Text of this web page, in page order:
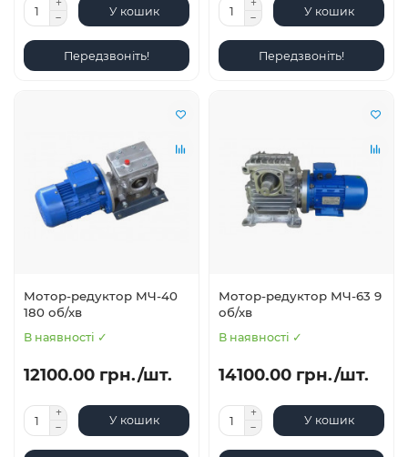
У кошик
Передзвоніть!
У кошик
Передзвоніть!
Мотор-редуктор МЧ-40
180 об/хв
В наявності ✓
12100.00 грн./шт.
У кошик
Мотор-редуктор МЧ-63 9
об/хв
В наявності ✓
14100.00 грн./шт.
У кошик